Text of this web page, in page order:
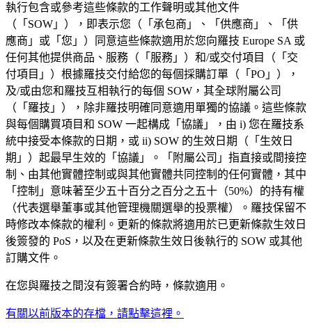
執行包含或參考這些條款的工作聲明或其他文件
（「SOW」），即表示您（「承包商」、「供應商」、「供
應商」或「您」）同意這些條款適用於您向羅技 Europe SA 或
任何其他提供商品、服務（「服務」）和/或交付項目（「交
付項目」）根據羅技交付給您的每個採購訂單（「PO」），
及/或由您和羅技互相執行的每個 SOW，其全球附屬公司
（「羅技」），除非羅技明確同意適用單獨的協議。這些條款
與每個購買項目和 SOW 一起構成「協議」，由 i) 您在羅技系
統中接受本條款的日期，或 ii) SOW 的生效日期（「生效日
期」）起最早生效的「協議」。「附屬公司」指直接或間接控
制、由其他實體控制或與其他實體共同控制的任何實體，其中
「控制」意味著至少五十百分之百分之五十（50%）的持有權
（代表選舉董事或其他管理機關選舉的投票權）。羅技保留不
時修改本條款的權利。更新的條款將適用於已更新條款生效日
後簽發的 PoS，以及在更新條款生效日後執行的 SOW 或其他
訂購文件。
在您與羅技之間沒有簽署合約時，條款適用。
有關以前版本的存檔，請點擊這裡。